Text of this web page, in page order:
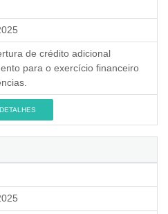
de crédito adicional
para o exercício financeiro